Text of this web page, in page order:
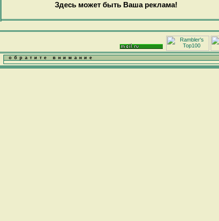
Здесь может быть Ваша реклама!
обратите внимание